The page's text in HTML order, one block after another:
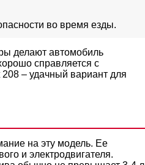
во время езды.
делают автомобиль
справляется с
– удачный вариант для
на эту модель. Ее
и электродвигателя.